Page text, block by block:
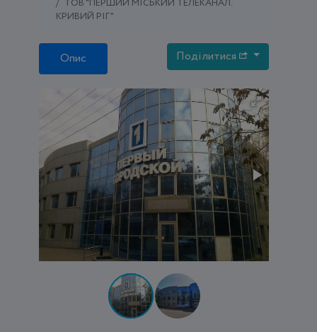
ТОВ "ПЕРШИЙ МІСЬКИЙ ТЕЛЕКАНАЛ.
КРИВИЙ РІГ"
Опис Поділитися